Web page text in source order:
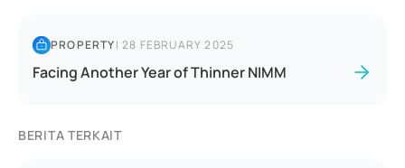
PROPERTY|28 FEBRUARY 2025
Facing Another Year of Thinner NIMM
BERITA TERKAIT